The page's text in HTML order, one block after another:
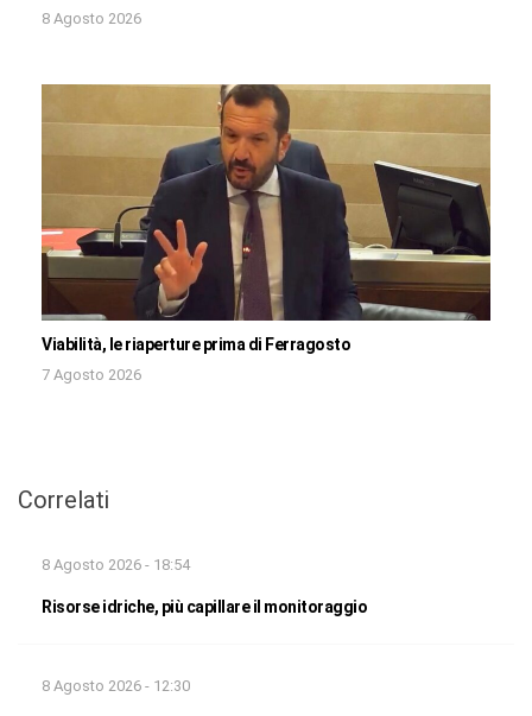
8 Agosto 2026
Viabilità, le riaperture prima di Ferragosto
7 Agosto 2026
Correlati
8 Agosto 2026 - 18:54
Risorse idriche, più capillare il monitoraggio
8 Agosto 2026 - 12:30